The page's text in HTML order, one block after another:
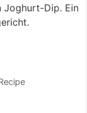
Joghurt-Dip. Ein